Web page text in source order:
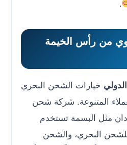
.
من رأس الخيمة
خيارات الشحن البحري
المتنوعة. شركة شحن
مثل البسمة تستخدم
البحري، والشحن